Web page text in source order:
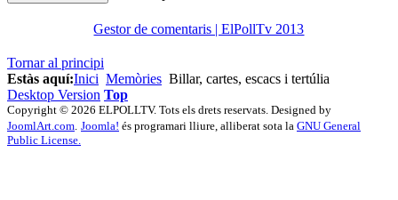
Gestor de comentaris | ElPollTv 2013
Tornar al principi
Estàs aquí:Inici Memòries Billar, cartes, escacs i tertúlia
Desktop Version Top
Copyright © 2026 ELPOLLTV. Tots els drets reservats. Designed by
JoomlArt.com. Joomla! és programari lliure, alliberat sota la GNU General
Public License.